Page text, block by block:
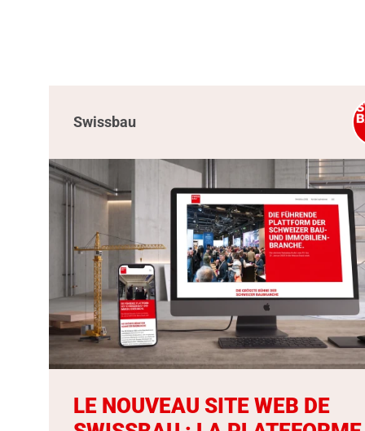
Swissbau
LE NOUVEAU SITE WEB DE